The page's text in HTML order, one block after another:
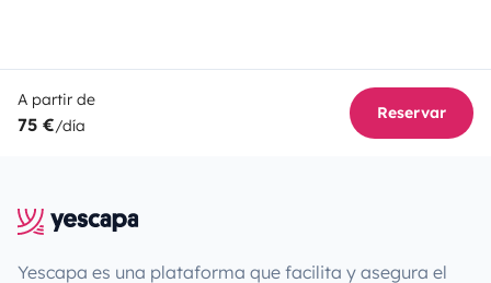
A partir de
75 €/día
Reservar
Yescapa es una plataforma que facilita y asegura el